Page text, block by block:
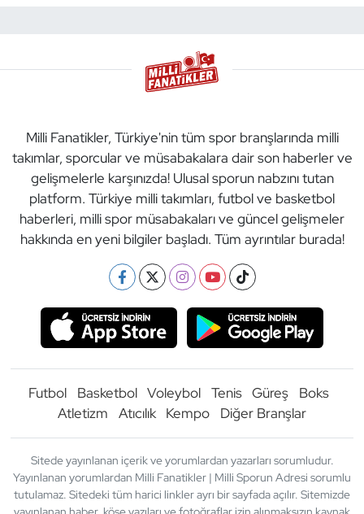
Milli Fanatikler, Türkiye'nin tüm spor branşlarında milli
takımlar, sporcular ve müsabakalara dair son haberler ve
gelişmelerle karşınızda! Ulusal sporun nabzını tutan
platform. Türkiye milli takımları, futbol ve basketbol
haberleri, milli spor müsabakaları ve güncel gelişmeler
hakkında en yeni bilgiler başladı. Tüm ayrıntılar burada!
Futbol Basketbol Voleybol Tenis Güreş
Boks
Atletizm
Atıcılık Kempo Diğer Branşlar
Sitede yayınlanan içerik ve yorumlardan yazarları sorumludur.
Yayınlanan yorumlardan Milli Fanatikler | Milli Sporun Adresi sorumlu
tutulamaz. Sitedeki tüm harici linkler ayrı bir sayfada açılır. Sitemizde